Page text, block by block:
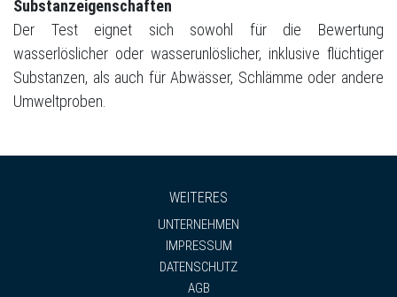
Substanzeigenschaften
Der Test eignet sich sowohl für die Bewertung
wasserlöslicher oder wasserunlöslicher, inklusive flüchtiger
Substanzen, als auch für Abwässer, Schlämme oder andere
Umweltproben.
WEITERES
UNTERNEHMEN
IMPRESSUM
DATENSCHUTZ
AGB